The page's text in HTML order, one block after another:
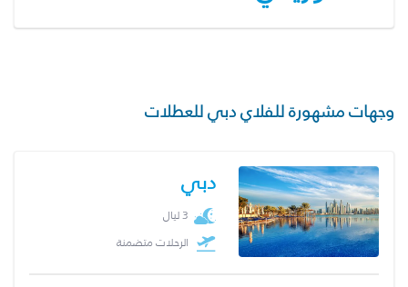
وجهات مشهورة للفلاي دبي للعطلات
دبي
3 ليال
الرحلات متضمنة